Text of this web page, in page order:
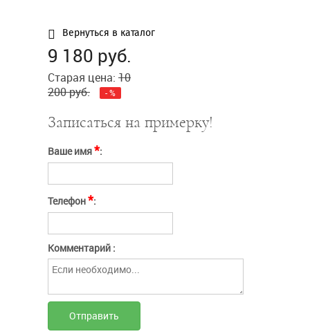
Вернуться в каталог
9 180 руб.
Старая цена: 10
200руб. -%
Записаться на примерку!
Ваше имя*:
Телефон*:
Комментарий :
"Отправить" вы
соглашаетесь с
условиями оферты